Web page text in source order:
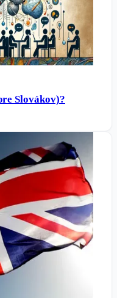
Slovákov)?